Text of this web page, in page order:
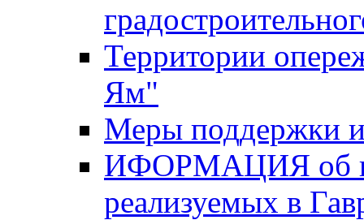
Территории
Ям"
Меры поддержки
ИФОРМАЦИЯ об
реализуемых в